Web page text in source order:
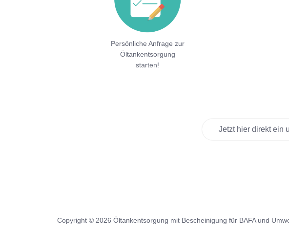
Persönliche Anfrage zur
Öltankentsorgung
starten!
Jetzt hier direkt ein
Copyright © 2026 Öltankentsorgung mit Bescheinigung für BAFA und